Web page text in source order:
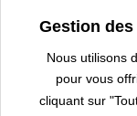
lundi au vendredi
Credit
Gestion
Nous utilisons
pour vous
cliquant sur